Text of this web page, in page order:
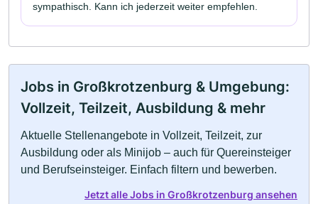
sympathisch. Kann ich jederzeit weiter empfehlen.
Jobs in Großkrotzenburg & Umgebung:
Vollzeit, Teilzeit, Ausbildung & mehr
Aktuelle Stellenangebote in Vollzeit, Teilzeit, zur
Ausbildung oder als Minijob – auch für Quereinsteiger
und Berufseinsteiger. Einfach filtern und bewerben.
Jetzt alle Jobs in Großkrotzenburg ansehen